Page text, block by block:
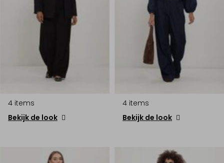
4 items
Bekijk de look
4 items
Bekijk de look